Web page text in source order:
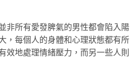
非所有愛發脾氣的男性都會陷入陽
，每個人的身體和心理狀態都有所
效地處理情緒壓力，而另一些人則